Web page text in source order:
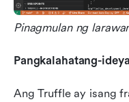
Pinagmulan ng
Pangkalahatang-
Ang Truffle ay isang